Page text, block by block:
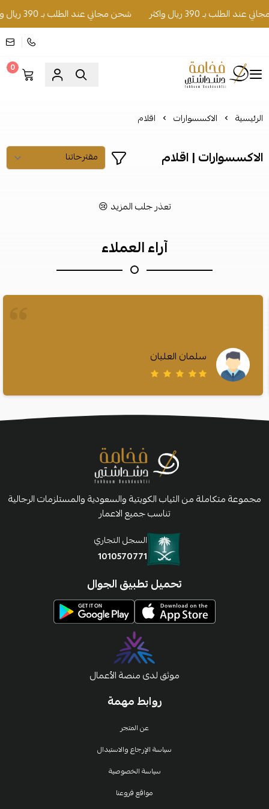
الطلب بـ 390 ريال واكثر شحن مجاني عند الطلب بـ 390 ريال واكثر
فخامة دشداشتي
0
الرئيسية الاكسسوارات اقلام
الاكسسوارات | اقلام
تعذر جلب المزيد 😢
آراء العملاء
سلمان العليان
روابط مهمة
عن المتجر
سياسة الإرجاع والاستبدال
سياسة الخصوصية
مواقع فروعنا
مجموعة متكاملة من الثياب الكويتية والسعودية والمستلزمات الرجالية
تناسب جميع الاعمار
السجل التجاري
1010570771
تحميل تطبيق الجوال
موثق لدى منصة الأعمال